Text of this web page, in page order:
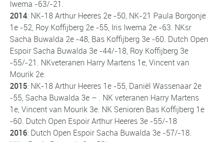
Iwema -63/-21.
2014: NK-18 Arthur Heeres 2e -50, NK-21 Paula Borgonje
1e -52, Roy Koffijberg 2e -55, Iris Iwema 2e -63. NKsr
Sacha Buwalda 2e -48, Bas Koffijberg 3e -60. Dutch Open
EspoirSacha Buwalda 3e -44/-18, Roy Koffijberg 3e
-55/-21. NKveteranen Harry Martens 1e, Vincent van
Mourik 2e.
2015: NK-18 Arthur Heeres 1e -55, Daniël Wassenaar 2e
-55, Sacha Buwalda 3e – . NK veteranen Harry Martens
1e, Vincent van Mourik 3e. NK Senioren Bas Koffijberg 1e
-60. Dutch Open EspoirArthur Heeres 3e -55/-18
2016: Dutch Open EspoirSacha Buwalda 3e -57/-18.